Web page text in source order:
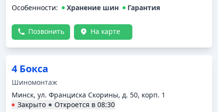
Особенности:
Хранение шин Гарантия
Позвонить На карте
4 Бокса
Шиномонтаж
Минск, ул. Франциска Скорины, д. 50, корп. 1
Закрыто
Откроется в 08:30